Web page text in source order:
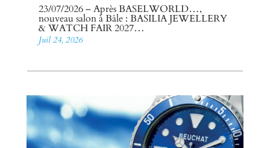
23/07/2026 – Après BASELWORLD…,
nouveau salon à Bâle : BASILIA JEWELLERY
& WATCH FAIR 2027…
Juil 24, 2026